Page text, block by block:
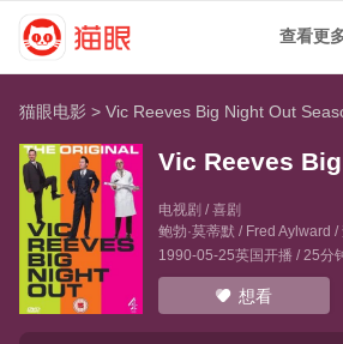
查看更
猫眼电影 >Vic Reeves Big Night Out
电视剧 / 喜剧
鲍勃·莫蒂默 / Fred Aylward /
1990-05-25英国开播 / 25分
想看